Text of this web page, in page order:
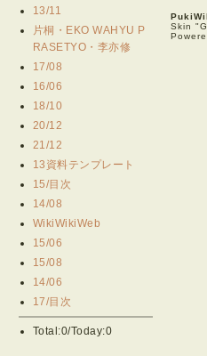
13/11
片桐・EKO WAHYU P
RASETYO・李亦修
17/08
16/06
18/10
20/12
21/12
13資料テンプレート
15/目次
14/08
WikiWikiWeb
15/06
15/08
14/06
17/目次
Total:0/Today:0
Skin